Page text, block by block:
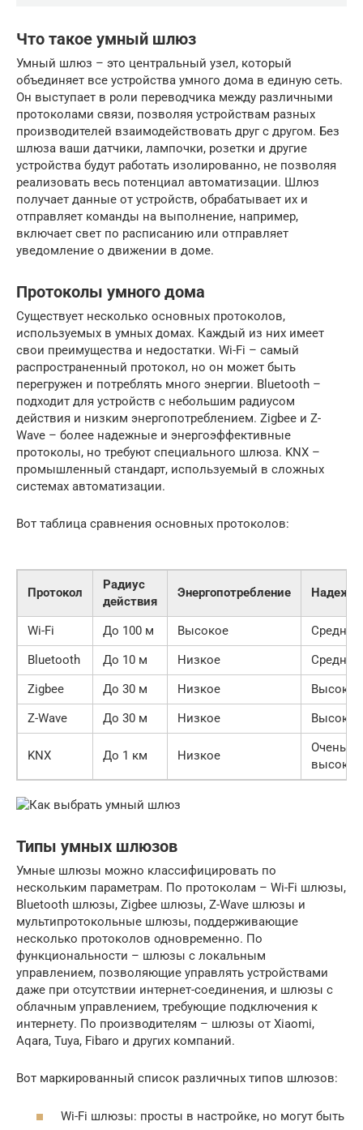
Что такое умный шлюз
Умный шлюз – это центральный узел, который
объединяет все устройства умного дома в единую сеть.
Он выступает в роли переводчика между различными
протоколами связи, позволяя устройствам разных
производителей взаимодействовать друг с другом. Без
шлюза ваши датчики, лампочки, розетки и другие
устройства будут работать изолированно, не позволяя
реализовать весь потенциал автоматизации. Шлюз
получает данные от устройств, обрабатывает их и
отправляет команды на выполнение, например,
включает свет по расписанию или отправляет
уведомление о движении в доме.
Протоколы умного дома
Существует несколько основных протоколов,
используемых в умных домах. Каждый из них имеет
свои преимущества и недостатки. Wi-Fi – самый
распространенный протокол, но он может быть
перегружен и потреблять много энергии. Bluetooth –
подходит для устройств с небольшим радиусом
действия и низким энергопотреблением. Zigbee и Z-
Wave – более надежные и энергоэффективные
протоколы, но требуют специального шлюза. KNX –
промышленный стандарт, используемый в сложных
системах автоматизации.
Вот таблица сравнения основных протоколов:
Протокол
Радиус
действия
Энергопотребление
Wi-Fi До 100 м Высокое
Средняя
Bluetooth
До 10 м Низкое
Средняя
Zigbee
До 30 м Низкое
Высокая
Z-Wave
До 30 м Низкое Высокая
KNX До 1 км Низкое
Очень
высокая
Типы умных шлюзов
Умные шлюзы можно классифицировать по
нескольким параметрам. По протоколам – Wi-Fi шлюзы,
Bluetooth шлюзы, Zigbee шлюзы, Z-Wave шлюзы и
мультипротокольные шлюзы, поддерживающие
несколько протоколов одновременно. По
функциональности – шлюзы с локальным
управлением, позволяющие управлять устройствами
даже при отсутствии интернет-соединения, и шлюзы с
облачным управлением, требующие подключения к
интернету. По производителям – шлюзы от Xiaomi,
Aqara, Tuya, Fibaro и других компаний.
Вот маркированный список различных типов шлюзов:
Wi-Fi шлюзы: просты в настройке, но могут быть